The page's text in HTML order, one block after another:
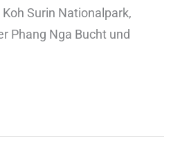
Surin Nationalpark,
Phang Nga Bucht und